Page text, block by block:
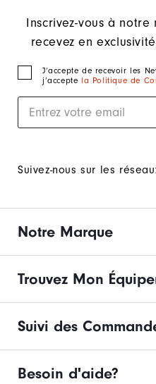
Inscrivez-vous à
recevez en
J‘accepte de recevoir les
j’accepte la Politique de
Suivez-nous sur les
Notre Marque
Trouvez Mon
Suivi des
Besoin d'aide?